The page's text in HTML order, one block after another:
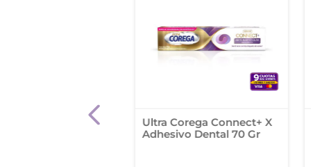
Ultra Corega Connect+ X
Adhesivo Dental 70 Gr